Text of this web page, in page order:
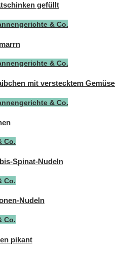
gefüllt
& Co.
& Co.
mit verstecktem Gemüse
& Co.
Co.
Spinat-Nudeln
Co.
Nudeln
Co.
pikant